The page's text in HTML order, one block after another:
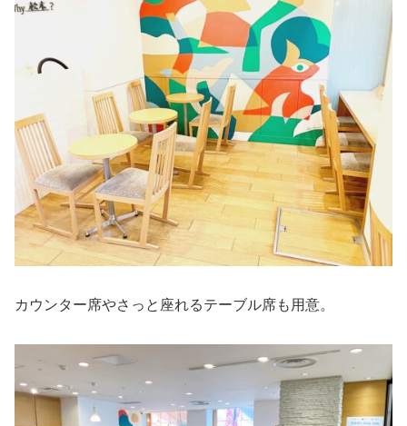
カウンター席やさっと座れるテーブル席も用意。